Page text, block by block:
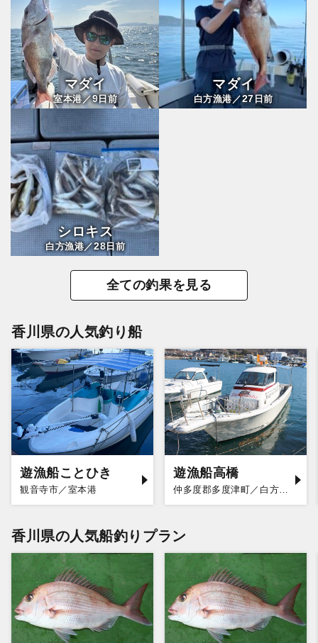
マダイ
室本港／9日前
マダイ
白方漁港／27日前
シロキス
白方漁港／28日前
全ての釣果を見る
香川県の人気釣り船
遊漁船ことひき
観音寺市／室本港
遊漁船高橋
仲多度郡多度津町／白方漁港
香川県の人気船釣りプラン